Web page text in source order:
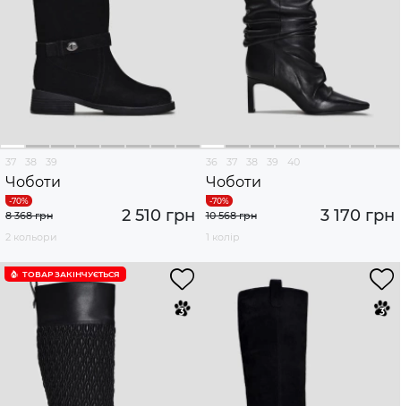
37 38 39
Чоботи
2 510 грн
8 368 грн
2 кольори
36 37 38 39 40
Чоботи
3 170 грн
10 568 грн
1 колір
ТОВАР ЗАКІНЧУЄTЬСЯ